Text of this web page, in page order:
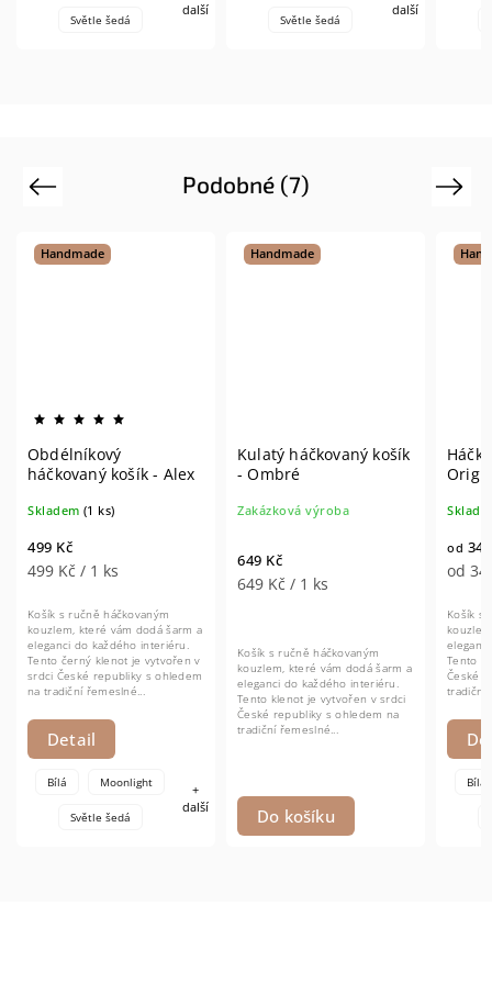
Světle šedá
další
Světle šedá
další
Podobné (7)
Previous
Handmade
Obdélníkový
háčkovaný košík - Alex
Skladem (1 ks)
499 Kč
499 Kč / 1 ks
Detail
Košík s ručně háčkovaným
kouzlem, které vám dodá šarm a
eleganci do každého interiéru.
Tento černý klenot je vytvořen v
srdci České republiky s ohledem
na tradiční řemeslné...
Bílá Moonlight
Světle šedá
+
další
Handmade
Kulatý háčkovaný košík
- Ombré
Zakázková výroba
649 Kč
649 Kč / 1 ks
Do košíku
Košík s ručně háčkovaným
kouzlem, které vám dodá šarm a
eleganci do každého interiéru.
Tento klenot je vytvořen v srdci
České republiky s ohledem na
tradiční řemeslné...
od
od
Košík s
Tento
České
tradiční
Bílá
Next